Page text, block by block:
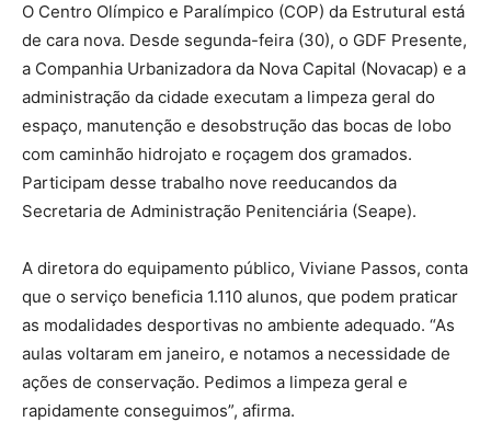
O Centro Olímpico e Paralímpico (COP) da Estrutural está
de cara nova. Desde segunda-feira (30), o GDF Presente,
a Companhia Urbanizadora da Nova Capital (Novacap) e a
administração da cidade executam a limpeza geral do
espaço, manutenção e desobstrução das bocas de lobo
com caminhão hidrojato e roçagem dos gramados.
Participam desse trabalho nove reeducandos da
Secretaria de Administração Penitenciária (Seape).
A diretora do equipamento público, Viviane Passos, conta
que o serviço beneficia 1.110 alunos, que podem praticar
as modalidades desportivas no ambiente adequado. “As
aulas voltaram em janeiro, e notamos a necessidade de
ações de conservação. Pedimos a limpeza geral e
rapidamente conseguimos”, afirma.